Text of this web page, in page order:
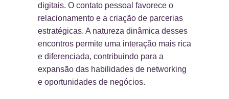
digitais. O contato pessoal favorece o
relacionamento e a criação de parcerias
estratégicas. A natureza dinâmica desses
encontros permite uma interação mais rica
e diferenciada, contribuindo para a
expansão das habilidades de networking
e oportunidades de negócios.